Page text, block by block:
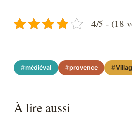
4/5 - (18
médiéval provence
À lire aussi